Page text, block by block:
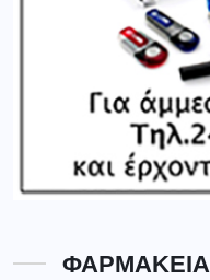
ΦΑΡΜΑΚΕΙΑ